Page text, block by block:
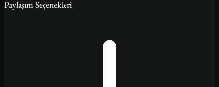
Paylaşım Seçenekleri